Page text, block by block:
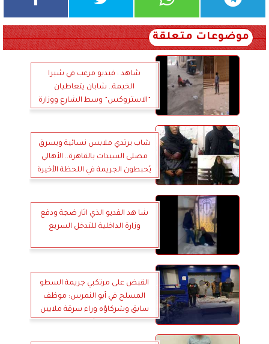
موضوعات متعلقة
شاهد : فيديو مرعب في شبرا
الخيمة.. شابان يتعاطيان
”الاستروكس” وسط الشارع ووزارة
شاب يرتدي ملابس نسائية ويسرق
مصلى السيدات بالقاهرة.. الأهالي
يُحبطون الجريمة في اللحظة الأخيرة
شا هد الفديو الذي اثار ضجة ودفع
وزارة الداخلية للتدخل السريع
القبض على مرتكبي جريمة السطو
المسلح في أبو النمرس: موظف
سابق وشركاؤه وراء سرقة ملايين